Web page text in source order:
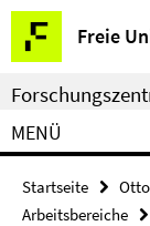
Springe
direkt
zu
Inhalt
Freie
Service-
Navigation
MENÜ
Startseite
Arbeitsbereiche